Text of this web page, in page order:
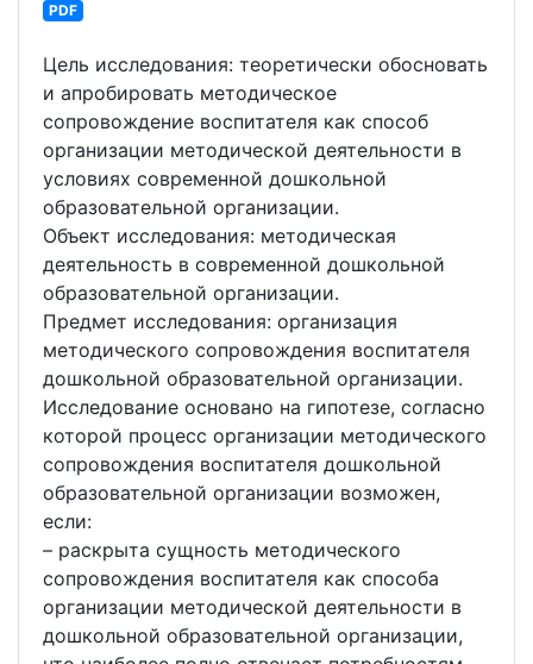
PDF
Цель исследования: теоретически обосновать
и апробировать методическое
сопровождение воспитателя как способ
организации методической деятельности в
условиях современной дошкольной
образовательной организации.
Объект исследования: методическая
деятельность в современной дошкольной
образовательной организации.
Предмет исследования: организация
методического сопровождения воспитателя
дошкольной образовательной организации.
Исследование основано на гипотезе, согласно
которой процесс организации методического
сопровождения воспитателя дошкольной
образовательной организации возможен,
если:
– раскрыта сущность методического
сопровождения воспитателя как способа
организации методической деятельности в
дошкольной образовательной организации,